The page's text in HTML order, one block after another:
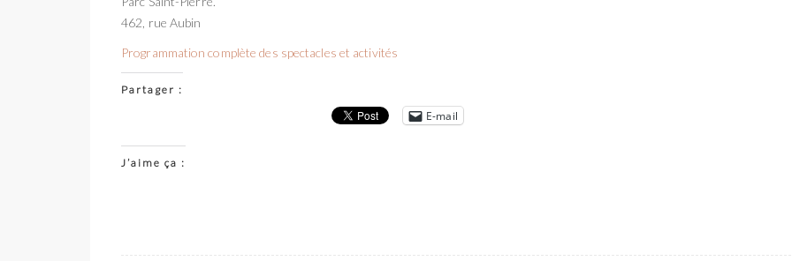
462, rue Aubin
Programmation complète des spectacles et activités
Partager :
E-mail
J’aime ça :